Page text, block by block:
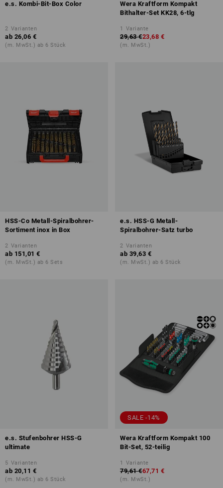
e.s. Kombi-Bit-Box Color
2 Varianten
ab 26,06 €
(m. MwSt.) ab 6 Stück
Wera Kraftform Kompakt
Bithalter-Set KK28, 6-tlg
1 Variante
29,63 €23,68 €
(m. MwSt.)
HSS-Co Metall-Spiralbohrer-
Sortiment inox in Box
2 Varianten
ab 151,01 €
(m. MwSt.) ab 6 Sets
e.s. HSS-G Metall-
Spiralbohrer-Satz turbo
2 Varianten
ab 39,63 €
(m. MwSt.) ab 6 Stück
e.s. Stufenbohrer HSS-G
ultimate
5 Varianten
ab 20,11 €
(m. MwSt.) ab 6 Stück
SALE -14%
Wera Kraftform Kompakt 100
Bit-Set, 52-teilig
1 Variante
79,61 €67,71 €
(m. MwSt.)